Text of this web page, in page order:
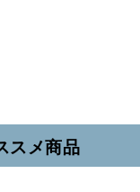
スメ商品